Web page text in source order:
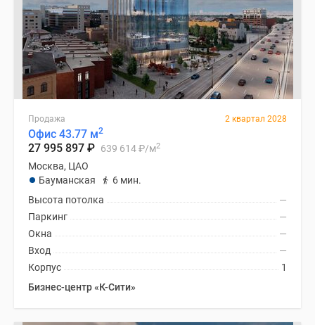
Продажа 2 квартал 2028
Офис 43.77 м2
27 995 897 ₽ 639 614₽/м2
Москва, ЦАО
Бауманская
6 мин.
—
Высота потолка
—
Паркинг
—
Окна
—
Вход
1
Корпус
Бизнес-центр «К-Сити»